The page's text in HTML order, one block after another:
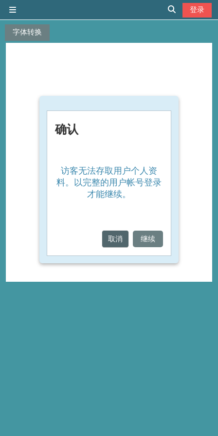
字体转换
切换搜索输入
登录
确认
访客无法存取用户个人资
料。以完整的用户帐号登录
才能继续。
取消 继续